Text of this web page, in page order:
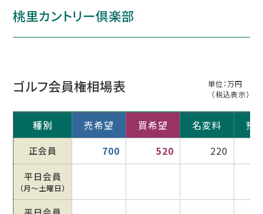
桃里カントリー倶楽部
ゴルフ会員権相場表
単位：万円
（税込表示）
種別 売希望 買希望 名変料 預
正会員 700 520 220
平日会員
（月〜土曜日）